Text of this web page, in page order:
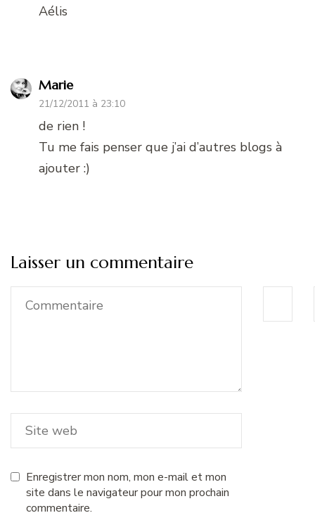
Aélis
Marie
21/12/2011 à 23:10
de rien !
Tu me fais penser que j’ai d’autres blogs à
ajouter :)
Laisser un commentaire
Enregistrer mon nom, mon e-mail et mon
site dans le navigateur pour mon prochain
commentaire.